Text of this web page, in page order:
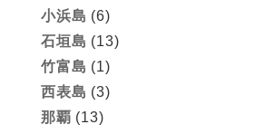
小浜島 (6)
石垣島 (13)
竹富島 (1)
西表島 (3)
那覇 (13)